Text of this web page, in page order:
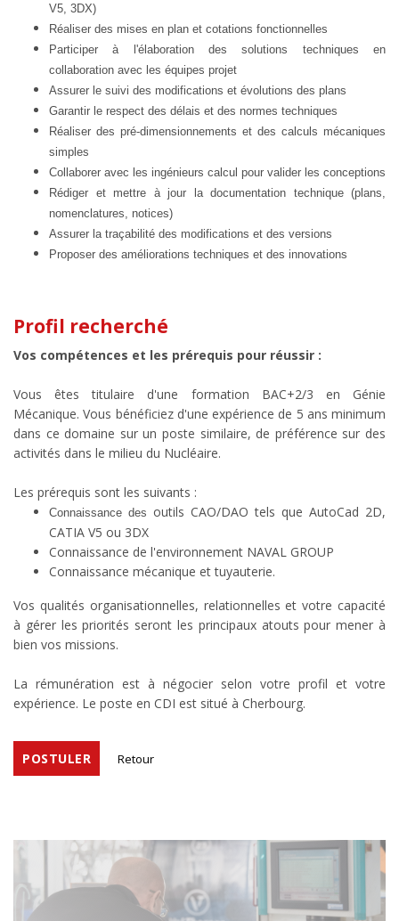
V5, 3DX)
Réaliser des mises en plan et cotations fonctionnelles
Participer à l'élaboration des solutions techniques en
collaboration avec les équipes projet
Assurer le suivi des modifications et évolutions des plans
Garantir le respect des délais et des normes techniques
Réaliser des pré-dimensionnements et des calculs mécaniques
simples
Collaborer avec les ingénieurs calcul pour valider les conceptions
Rédiger et mettre à jour la documentation technique (plans,
nomenclatures, notices)
Assurer la traçabilité des modifications et des versions
Proposer des améliorations techniques et des innovations
Profil recherché
Vos compétences et les prérequis pour réussir :
Vous êtes titulaire d'une formation BAC+2/3 en Génie
Mécanique. Vous bénéficiez d'une expérience de 5 ans minimum
dans ce domaine sur un poste similaire, de préférence sur des
activités dans le milieu du Nucléaire.
Les prérequis sont les suivants :
Connaissance des outils CAO/DAO tels que AutoCad 2D,
CATIA V5 ou 3DX
Connaissance de l'environnement NAVAL GROUP
Connaissance mécanique et tuyauterie.
Vos qualités organisationnelles, relationnelles et votre capacité
à gérer les priorités seront les principaux atouts pour mener à
bien vos missions.
La rémunération est à négocier selon votre profil et votre
expérience. Le poste en CDI est situé à Cherbourg.
Retour
POSTULER